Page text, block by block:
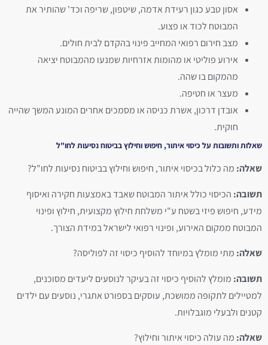
אסון טבע כגון רעידת אדמה, שיטפון, שריפה וכד' שהותיר את
המבוטח לכוד או פצוע.
מצב חירום רפואי המחייב פינוי בהקדם לבית חולים.
אירוע פוליטי או מהומות אזרחיות שמנעו מהמבוטח יציאה
מהמקום בו שהה.
מעצר או חטיפה.
אובדן דרכון, אשרת כניסה או מסמכים אחרים המונע המשך שהייה
חוקית.
שאלות ותשובות על כיסוי איתור, חיפוש וחילוץ בביטוח נסיעות לחו"ל
שאלה: מה כלול בכיסוי איתור, חיפוש וחילוץ בביטוח נסיעות לחו"ל?
תשובה: הכיסוי כולל איתור המבוטח שאבד באמצעות חקירה ואיסוף
מידע, חיפוש פיזי בשטח ע"י משלחת חילוץ מקצועית, חילוץ ופינוי
המבוטח ממקום האירוע, ופינוי רפואי לישראל במידת הצורך.
שאלה: מתי מומלץ במיוחד להוסיף כיסוי זה לפוליסה?
תשובה: מומלץ להוסיף כיסוי זה בעיקר לנוסעים ליעדים מסוכנים,
למטיילים לתקופה ממושכת, עוסקים בספורט אתגרי, נוסעים עם ילדים
קטנים ולבעלי מוגבלויות.
שאלה: מה עולה כיסוי איתור וחילוץ?